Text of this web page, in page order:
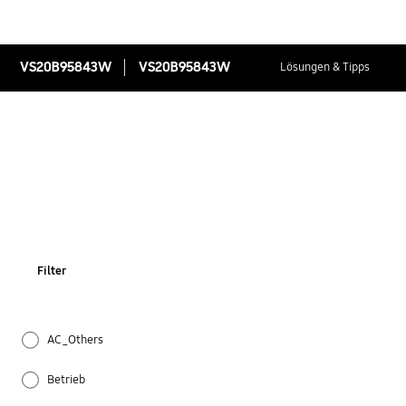
VS20B95843W VS20B95843W Lösungen & Tipps
Filter
AC_Others
Betrieb